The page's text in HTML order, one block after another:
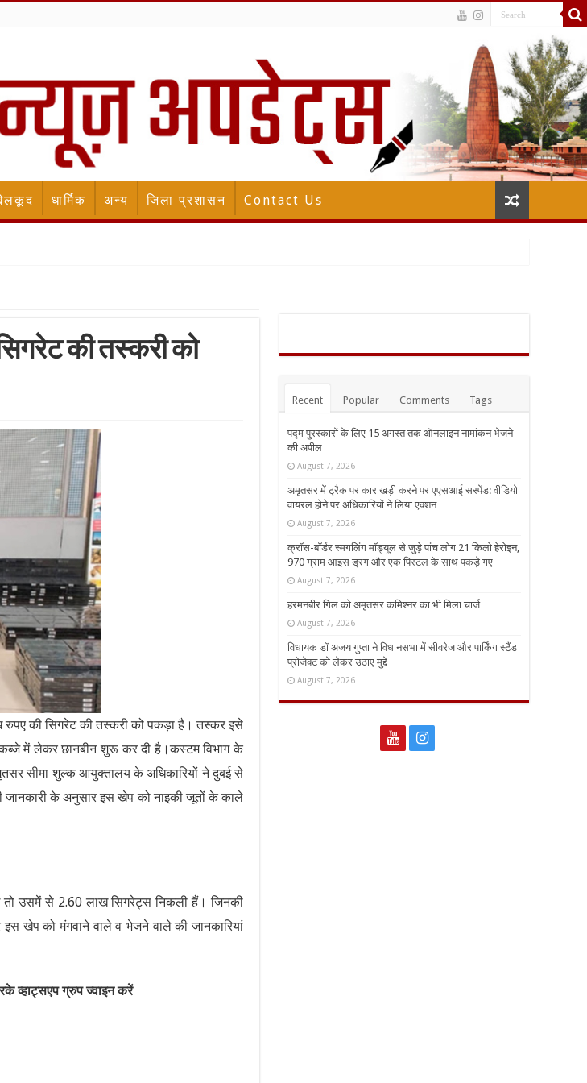
धार्मिक अन्य जिला प्रशासन Contact Us
की तस्करी को
रुपए की सिगरेट की तस्करी को पकड़ा है। तस्कर इसे
में लेकर छानबीन शुरू कर दी है।कस्टम विभाग के
सीमा शुल्क आयुक्तालय के अधिकारियों ने दुबई से
जानकारी के अनुसार इस खेप को नाइकी जूतों के काले
उसमें से 2.60 लाख सिगरेट्स निकली हैं। जिनकी
खेप को मंगवाने वाले व भेजने वाले की जानकारियां
व्हाट्सएप ग्रुप ज्वाइन करें
Recent Popular Comments Tags
पद्म पुरस्कारों के लिए 15 अगस्त तक ऑनलाइन नामांकन भेजने
की अपील
August 7, 2026
अमृतसर में ट्रैक पर कार खड़ी करने पर एएसआई सस्पेंड: वीडियो
वायरल होने पर अधिकारियों ने लिया एक्शन
August 7, 2026
क्रॉस-बॉर्डर स्मगलिंग मॉड्यूल से जुड़े पांच लोग 21 किलो हेरोइन,
970 ग्राम आइस ड्रग और एक पिस्टल के साथ पकड़े गए
August 7, 2026
हरमनबीर गिल को अमृतसर कमिश्नर का भी मिला चार्ज
August 7, 2026
विधायक डॉ अजय गुप्ता ने विधानसभा में सीवरेज और पार्किंग स्टैंड
प्रोजेक्ट को लेकर उठाए मुद्दे
August 7, 2026